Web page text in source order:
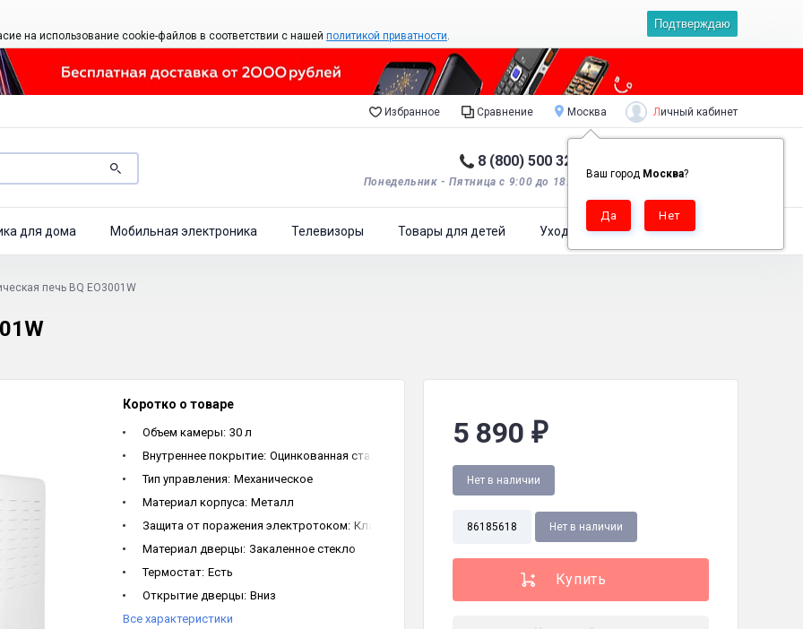
на использование cookie-файлов в соответствии с нашей политикой приватности.
Подтверждаю
Избранное Сравнение Москва
Ваш город Москва?
Личный кабинет
8 (800) 500 32 90
Понедельник - Пятница с 9:00 до 18:00*.
0 Корзина пуста
для дома Мобильная электроника Телевизоры Товары для детей Уход за одеждой
печь BQ EO3001W
5 890 ₽
Нет в наличии
86185618 Нет в наличии
Коротко о товаре
Объем камеры: 30 л
Внутреннее покрытие: Оцинкованная сталь
Тип управления: Механическое
Материал корпуса: Металл
Защита от поражения электротоком: Класс I
Материал дверцы: Закаленное стекло
Термостат: Есть
Открытие дверцы: Вниз
Диапазон температур:
Все характеристики